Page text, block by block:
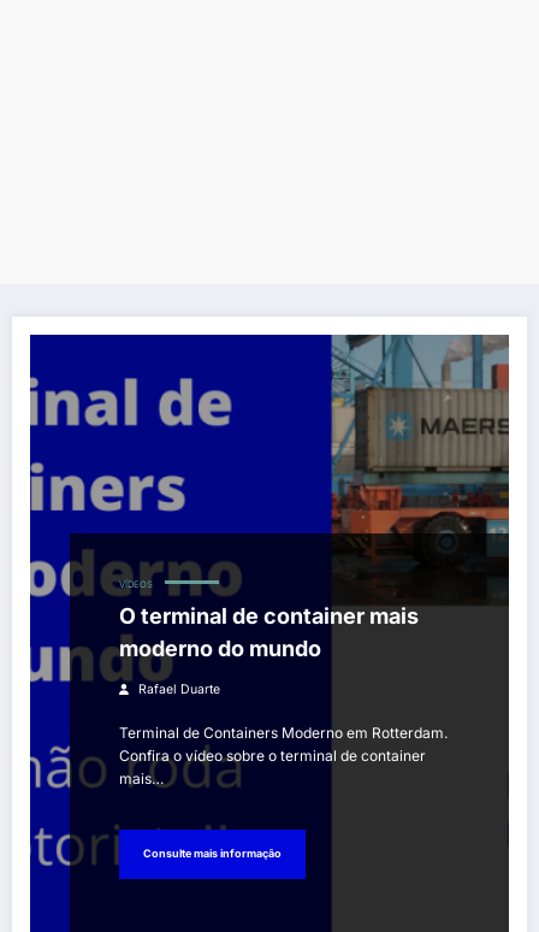
VÍDEOS
O terminal de container mais
moderno do mundo
Rafael Duarte
Terminal de Containers Moderno em Rotterdam.
Confira o vídeo sobre o terminal de container
mais…
Consulte mais informação